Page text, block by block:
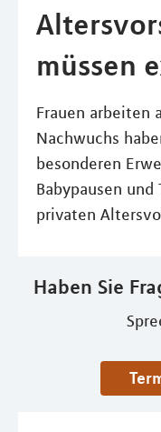
müssen
Frauen arbeiten
Nachwuchs
besonderen
Babypausen
privaten
Haben Sie